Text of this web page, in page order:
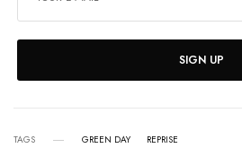
SIGN UP
TAGS GREEN DAY REPRISE